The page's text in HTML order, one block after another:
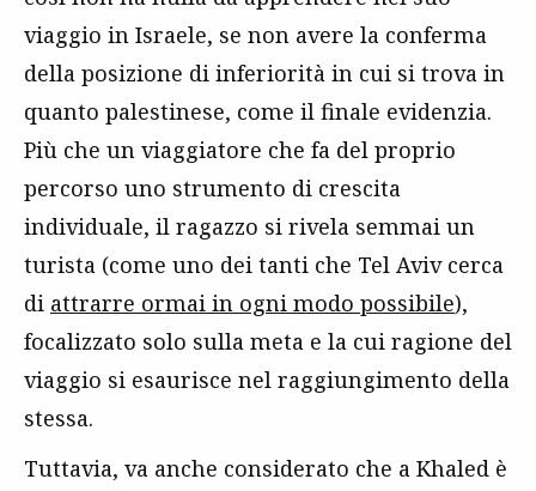
viaggio in Israele, se non avere la conferma
della posizione di inferiorità in cui si trova in
quanto palestinese, come il finale evidenzia.
Più che un viaggiatore che fa del proprio
percorso uno strumento di crescita
individuale, il ragazzo si rivela semmai un
turista (come uno dei tanti che Tel Aviv cerca
di attrarre ormai in ogni modo possibile),
focalizzato solo sulla meta e la cui ragione del
viaggio si esaurisce nel raggiungimento della
stessa.
Tuttavia, va anche considerato che a Khaled è